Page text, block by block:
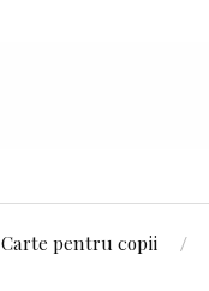
Carte pentru copii